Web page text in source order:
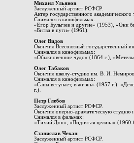
Михаил Ульянов
Заслуженный артист РСФСР.
Актер государственного академического
Снимался в кинофильмах:
«Егор Булычев и другие» (1953), «Они
«Битва в пути» (1961).
Олег Видов
Окончил Всесоюзный государственный
Снимался в кинофильмах:
«Обыкновенное чудо» (1864 г.),
Олег Табаков
Окончил школу-студию им. В. И.
Снимался в кинофильмах:
«Саша вступает, в жизнь» (1957 г.),
г.).
Петр Глебов
Заслуженный артист РСФСР.
Окончил оперно-драматическую студню
Снимался в фильмах:
«Тихий Дон», «Поднятая целина» (1960-
Станислав Чекан
Заслуженный артист РСФСР.